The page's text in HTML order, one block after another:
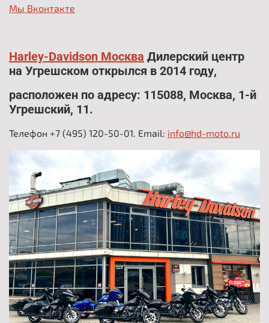
Мы Вконтакте
Harley-Davidson Москва Дилерский центр
на Угрешском открылся в 2014 году,
расположен по адресу: 115088, Москва, 1-й
Угрешский, 11.
Телефон +7 (495) 120-50-01. Email: info@hd-moto.ru